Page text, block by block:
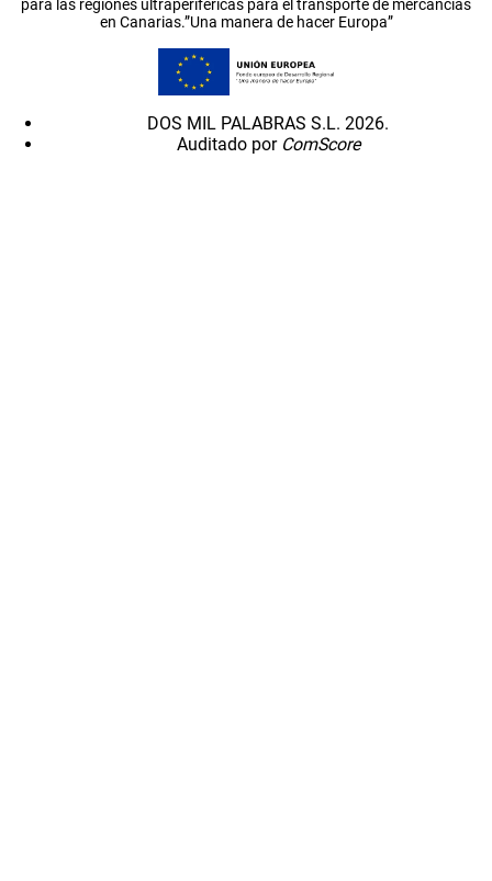
para las regiones ultraperiféricas para el transporte de mercancías
en Canarias.”Una manera de hacer Europa”
DOS MIL PALABRAS S.L. 2026.
Auditado por ComScore